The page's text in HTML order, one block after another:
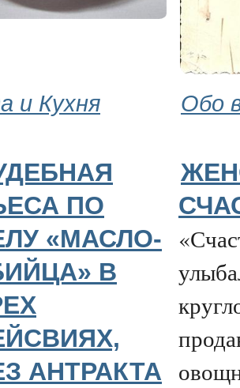
и Кухня Обо
ПО
«МАСЛО-
В
АНТРАКТА